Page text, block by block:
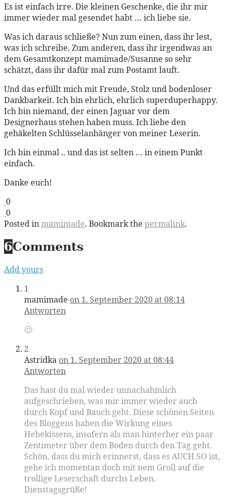
Es ist einfach irre. Die kleinen Geschenke, die ihr mir
immer wieder mal gesendet habt … ich liebe sie.
Was ich daraus schließe? Nun zum einen, dass ihr lest,
was ich schreibe. Zum anderen, dass ihr irgendwas an
dem Gesamtkonzept mamimade/Susanne so sehr
schätzt, dass ihr dafür mal zum Postamt lauft.
Und das erfüllt mich mit Freude, Stolz und bodenloser
Dankbarkeit. Ich bin ehrlich, ehrlich superduperhappy.
Ich bin niemand, der einen Jaguar vor dem
Designerhaus stehen haben muss. Ich liebe den
gehäkelten Schlüsselanhänger von meiner Leserin.
Ich bin einmal .. und das ist selten … in einem Punkt
einfach.
Danke euch!
0
0
Posted inmamimade. Bookmark the permalink.
6Comments
Add yours
1
mamimade on 1. September 2020 at 08:14
Antworten
🙂
2
Astridka on 1. September 2020 at 08:44
Antworten
Das hast du mal wieder unnachahmlich
aufgeschrieben, was mir immer wieder auch
durch Kopf und Bauch geht. Diese schönen Seiten
des Bloggens haben die Wirkung eines
Hebekissens, insofern als man hinterher ein paar
Zentimeter über dem Boden durch den Tag geht.
Schön, dass du mich erinnerst, dass es AUCH SO ist,
gehe ich momentan doch mit nem Groll auf die
trollige Leserschaft durchs Leben.
Dienstagsgrüße!